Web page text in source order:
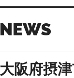
NEWS
大阪府摂